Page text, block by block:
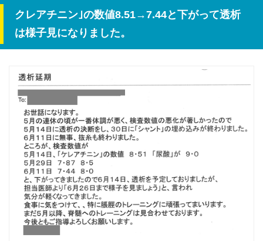
クレアチニン｣の数値8.51→7.44と下がって透析
は様子見になりました。